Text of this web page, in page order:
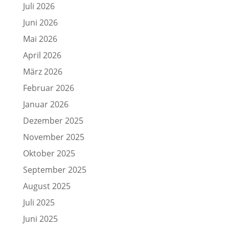
Juli 2026
Juni 2026
Mai 2026
April 2026
März 2026
Februar 2026
Januar 2026
Dezember 2025
November 2025
Oktober 2025
September 2025
August 2025
Juli 2025
Juni 2025